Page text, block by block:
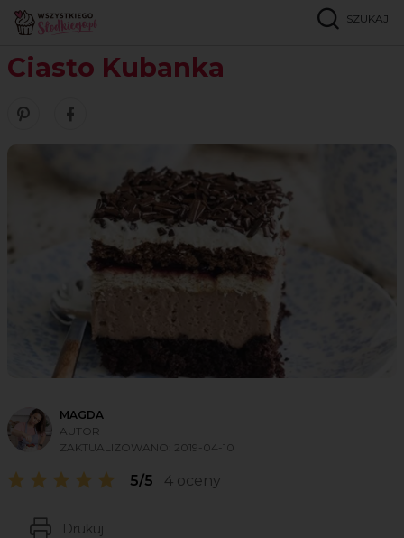
SZUKAJ
Strona główna Ciasto Kubanka
Ciasto Kubanka
Zobacz nasze piny w serwisie Pinterest
Udostępnij ten przepis w serwisie Facebook
MAGDA
AUTOR
ZAKTUALIZOWANO: 2019-04-10
5/5 4 oceny
Drukuj